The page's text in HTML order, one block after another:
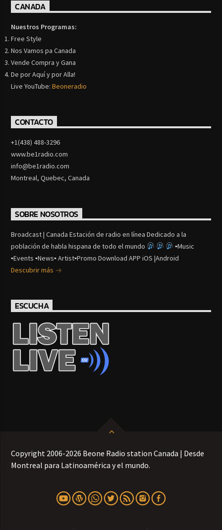
CANADA
Nuestros Programas:
Free Style
Nos Vamos pa Canada
Vende Compra y Gana
De por Aquí y por Alla!
Live YouTube:Beoneradio
CONTACTO
+1(438) 488-3296
www.be1radio.com
info@be1radio.com
Montreal, Quebec, Canada
SOBRE NOSOTROS
Broadcast | Canada Estación de radio en línea Dedicado a la
población de habla hispana de todo el mundo
▪Music
▪Events ▪News▪ Artist▪Promo Download APP iOS |Android
Descubrir más
ESCUCHA
Copyright 2006-2026 Beone Radio station Canada | Desde
Montreal para Latinoamérica y el mundo.